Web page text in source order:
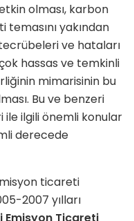
olması, karbon
temasını yakından
ve hataları
hassas ve temkinli
mimarisinin bu
Bu ve benzeri
ile ilgili önemli konular
derecede
ticareti
2007 yılları
Emisyon Ticareti